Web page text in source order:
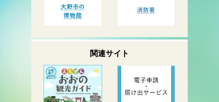
関連サイト